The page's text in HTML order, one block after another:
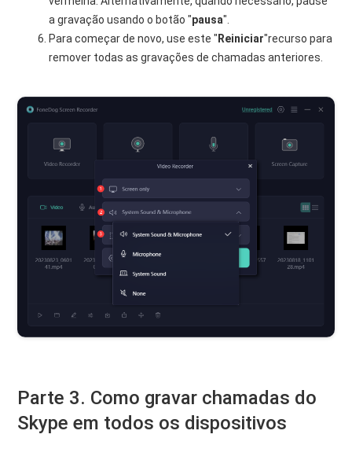
a gravação usando o botão "pausa".
Para começar de novo, use este " Reiniciar"recurso para
remover todas as gravações de chamadas anteriores.
Parte 3. Como gravar chamadas do
Skype em todos os dispositivos